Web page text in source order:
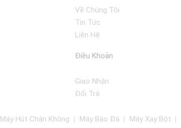
Về Chúng Tôi
Tin Tức
Liên Hệ
Điều Khoản
Giao Nhận
Đổi Trả
Máy Hút Chân Không Máy Bào Đá Máy Xay Bột